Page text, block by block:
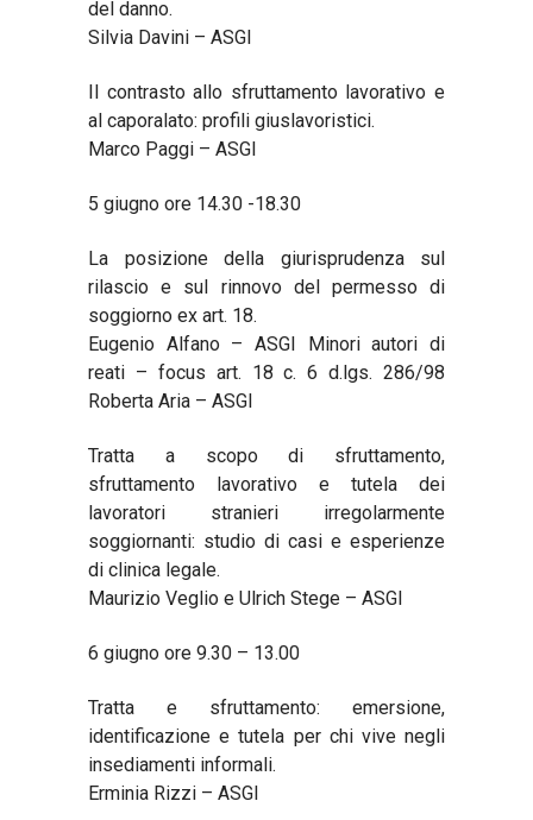
del danno.
Silvia Davini – ASGI
Il contrasto allo sfruttamento lavorativo e
al caporalato: profili giuslavoristici.
Marco Paggi – ASGI
5 giugno ore 14.30 -18.30
La posizione della giurisprudenza sul
rilascio e sul rinnovo del permesso di
soggiorno ex art. 18.
Eugenio Alfano – ASGI Minori autori di
reati – focus art. 18 c. 6 d.lgs. 286/98
Roberta Aria – ASGI
Tratta a scopo di sfruttamento,
sfruttamento lavorativo e tutela dei
lavoratori stranieri irregolarmente
soggiornanti: studio di casi e esperienze
di clinica legale.
Maurizio Veglio e Ulrich Stege – ASGI
6 giugno ore 9.30 – 13.00
Tratta e sfruttamento: emersione,
identificazione e tutela per chi vive negli
insediamenti informali.
Erminia Rizzi – ASGI